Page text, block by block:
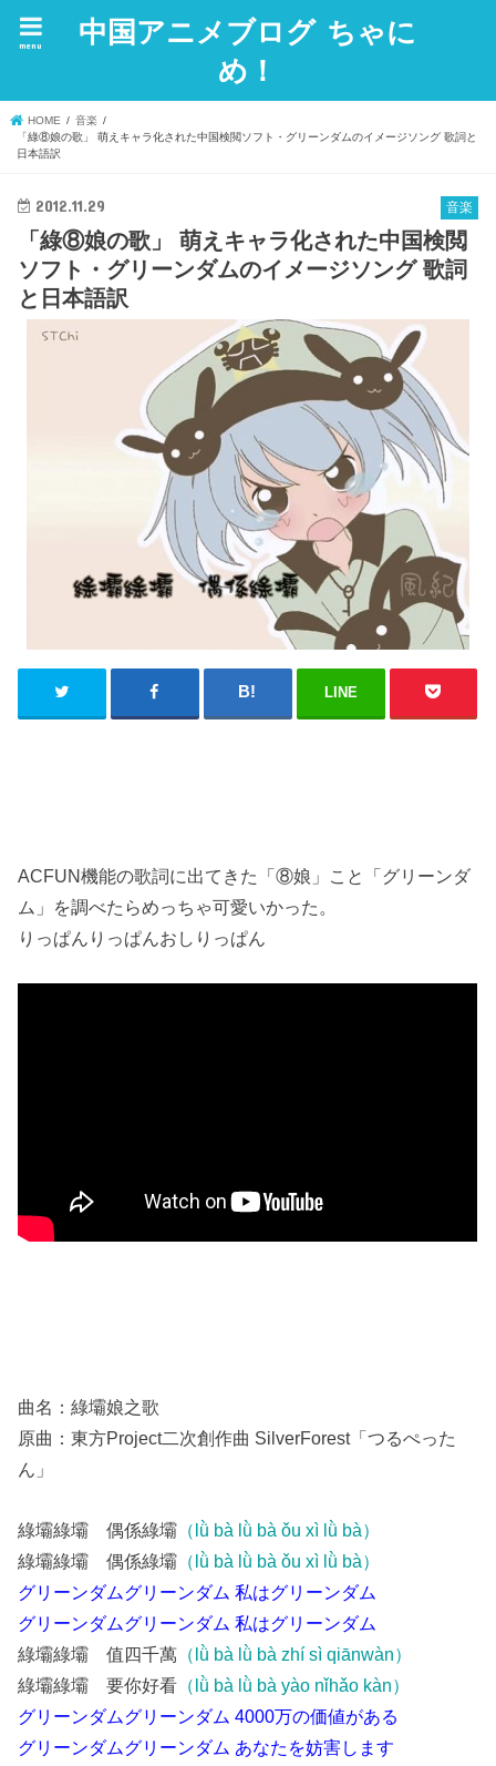
中国アニメブログ ちゃに
め！
menu
HOME
音楽
「綠⑧娘の歌」 萌えキャラ化された中国検閲ソフト・グリーンダムのイメージソング 歌詞と
日本語訳
音楽
2012.11.29
「綠⑧娘の歌」 萌えキャラ化された中国検閲
ソフト・グリーンダムのイメージソング 歌詞
と日本語訳
LINE
ACFUN機能の歌詞に出てきた「⑧娘」こと「グリーンダ
ム」を調べたらめっちゃ可愛いかった。
りっぱんりっぱんおしりっぱん
曲名：綠壩娘之歌
原曲：東方Project二次創作曲 SilverForest「つるぺった
ん」
綠壩綠壩 偶係綠壩 （lǜ bà lǜ bà ǒu xì lǜ bà）
綠壩綠壩 偶係綠壩 （lǜ bà lǜ bà ǒu xì lǜ bà）
グリーンダムグリーンダム 私はグリーンダム
グリーンダムグリーンダム 私はグリーンダム
綠壩綠壩 值四千萬 （lǜ bà lǜ bà zhí sì qiānwàn）
綠壩綠壩 要你好看 （lǜ bà lǜ bà yào nǐhǎo kàn）
グリーンダムグリーンダム 4000万の価値がある
グリーンダムグリーンダム あなたを妨害します